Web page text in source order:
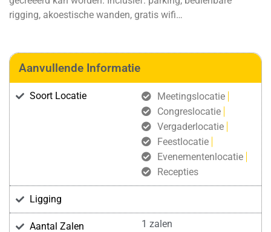
rigging, akoestische wanden, gratis wifi…
Aanvullende Informatie
Soort Locatie
Meetingslocatie
Congreslocatie
Vergaderlocatie
Feestlocatie
Evenementenlocatie
Recepties
Ligging
Aantal Zalen 1 zalen